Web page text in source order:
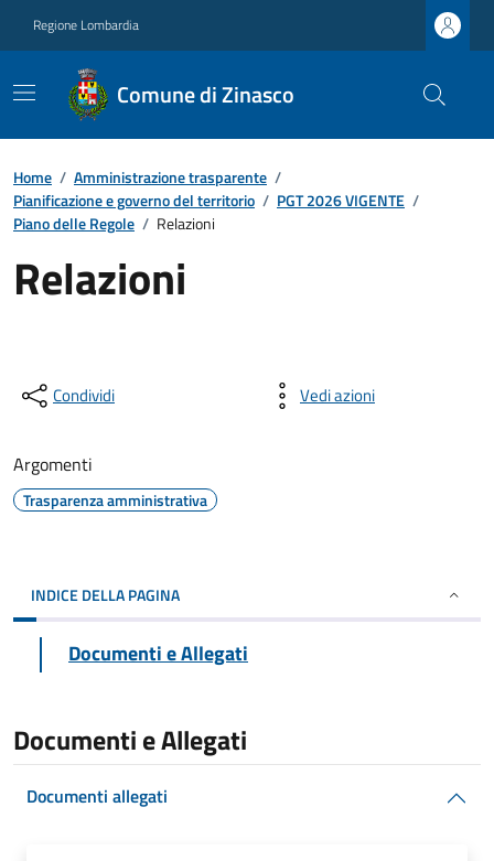
Regione Lombardia
Comune di Zinasco
Home / Amministrazione trasparente /
Pianificazione e governo del territorio / PGT 2026 VIGENTE /
Piano delle Regole / Relazioni
Relazioni
Condividi Vedi azioni
Argomenti
Trasparenza amministrativa
INDICE DELLA PAGINA
Documenti e Allegati
Documenti e Allegati
Documenti allegati